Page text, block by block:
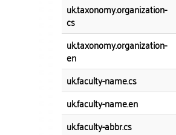
uk.taxonomy.organization-
cs
uk.taxonomy.organization-
en
uk.faculty-name.cs
uk.faculty-name.en
uk.faculty-abbr.cs